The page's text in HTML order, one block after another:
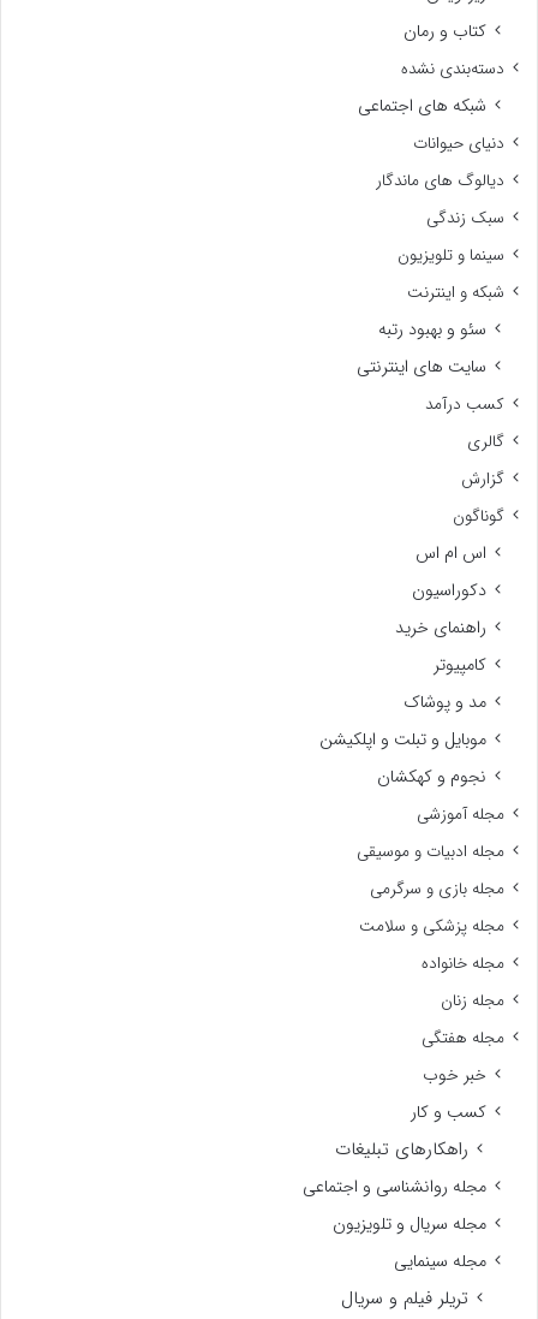
کتاب و رمان
دسته‌بندی نشده
شبکه های اجتماعی
دنیای حیوانات
دیالوگ های ماندگار
سبک زندگی
سینما و تلویزیون
شبکه و اینترنت
سئو و بهبود رتبه
سایت های اینترنتی
کسب درآمد
گالری
گزارش
گوناگون
اس ام اس
دکوراسیون
راهنمای خرید
کامپیوتر
مد و پوشاک
موبایل و تبلت و اپلکیشن
نجوم و کهکشان
مجله آموزشی
مجله ادبیات و موسیقی
مجله بازی و سرگرمی
مجله پزشکی و سلامت
مجله خانواده
مجله زنان
مجله هفتگی
خبر خوب
کسب و کار
راهکارهای تبلیغات
مجله روانشناسی و اجتماعی
مجله سریال و تلویزیون
مجله سینمایی
تریلر فیلم و سریال